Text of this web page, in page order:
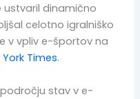
ustvaril dinamično
celotno igralniško
v vpliv e-športov na
Times.
stav v e-